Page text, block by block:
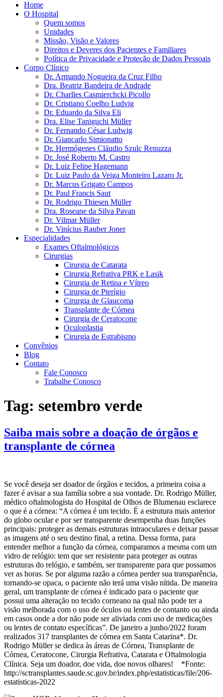
Home
O Hospital
Quem somos
Unidades
Missão, Visão e Valores
Direitos e Deveres dos Pacientes e Familiares
Política de Privacidade e Proteção de Dados Pessoais
Corpo Clínico
Dr. Armando Nogueira da Cruz Filho
Dra. Beatriz Bandeira de Andrade
Dr. Charlles Casmierchcki Picollo
Dr. Cristiano Coelho Ludvig
Dr. Eduardo da Silva Eli
Dra. Elise Taniguchi Müller
Dr. Fernando César Ludwig
Dr. Giancarlo Simionatto
Dr. Hermógenes Cláudio Szulc Renuzza
Dr. José Roberto M. Castro
Dr. Luiz Felipe Hagemann
Dr. Luiz Paulo da Veiga Monteiro Lazaro Jr.
Dr. Marcus Grigato Campos
Dr. Paul Francis Saut
Dr. Rodrigo Thiesen Müller
Dra. Roseane da Silva Pavan
Dr. Vilmar Müller
Dr. Vinícius Rauber Joner
Especialidades
Exames Oftalmológicos
Cirurgias
Cirurgia de Catarata
Cirurgia Refrativa PRK e Lasik
Cirurgia de Retina e Vítreo
Cirurgia de Pterígio
Cirurgia de Glaucoma
Transplante de Córnea
Cirurgia de Ceratocone
Oculoplastia
Cirurgia de Estrabismo
Convênios
Blog
Contato
Fale Conosco
Trabalhe Conosco
Tag: setembro verde
Saiba mais sobre a doação de órgãos e
transplante de córnea
Se você deseja ser doador de órgãos e tecidos, a primeira coisa a
fazer é avisar a sua família sobre a sua vontade. Dr. Rodrigo Müller,
médico oftalmologista do Hospital de Olhos de Blumenau esclarece
o que é a córnea: “A córnea é um tecido. É a estrutura mais anterior
do globo ocular e por ser transparente desempenha duas funções
principais: proteger as demais estruturas intraoculares e deixar passar
as imagens até o seu destino final, a retina. Dessa forma, para
entender melhor a função da córnea, comparamos a mesma com um
vidro de relógio: tem que ser resistente para proteger as outras
estruturas do relógio, e também, ser transparente para que possamos
ver as horas. Se por alguma razão a córnea perder sua transparência,
tornando-se opaca, o paciente não terá uma visão nítida. De maneira
geral, um transplante de córnea é indicado para o paciente que
possui uma alteração no tecido corneano na qual não pode ter a
visão melhorada com o uso de óculos ou lentes de contanto ou ainda
em casos onde a dor não pode ser aliviada com uso de medicações
ou lentes de contato específicas”. De janeiro a junho/2022 foram
realizados 317 transplantes de córnea em Santa Catarina*. Dr.
Rodrigo Müller se dedica às áreas de Córnea, Transplante de
Córnea, Ceratocone, Cirurgia Refrativa, Catarata e Oftalmologia
Clínica. Seja um doador, doe vida, doe novos olhares!⠀ *Fonte:
http://sctransplantes.saude.sc.gov.br/index.php/estatisticas/file/206-
estatisticas-2022